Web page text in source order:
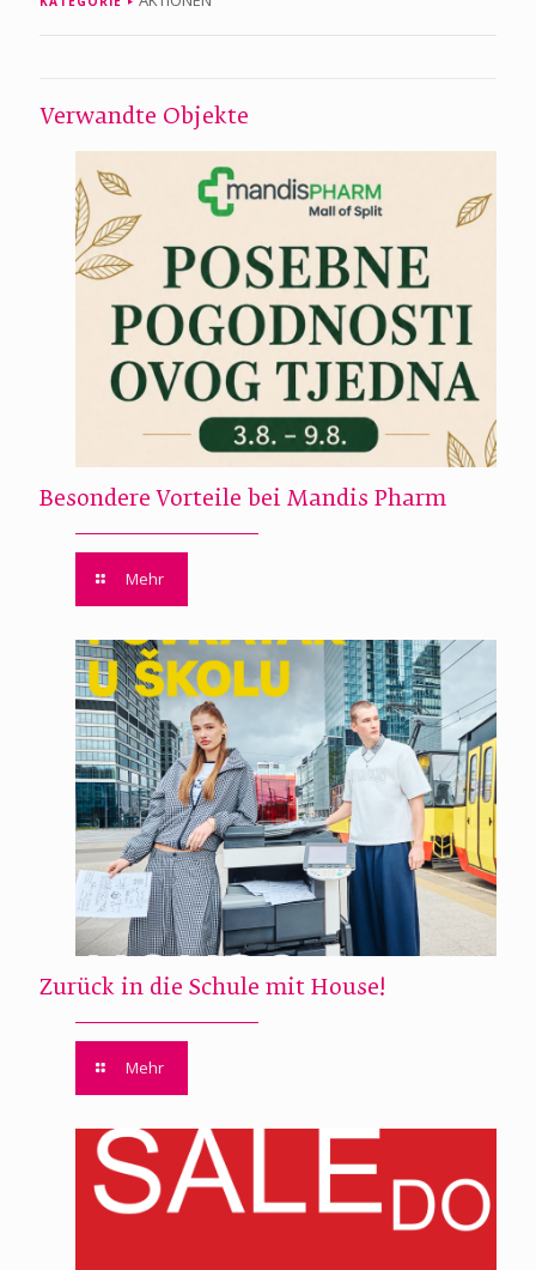
Verwandte Objekte
Besondere Vorteile bei Mandis Pharm
Mehr
Zurück in die Schule mit House!
Mehr